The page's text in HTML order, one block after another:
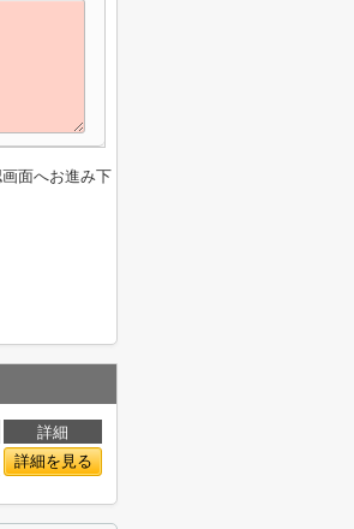
面へお進み下
詳細
詳細を見る